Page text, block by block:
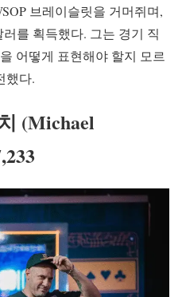
브레이슬릿을 거머쥐며,
를 획득했다. 그는 경기 직
어떻게 표현해야 할지 모르
했다.
(Michael